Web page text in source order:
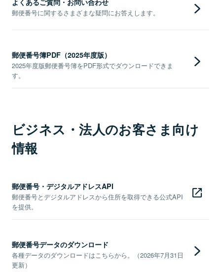
よくあるご質問・お問い合わせ
郵便番号に関するさまざまな疑問にお答えします。
郵便番号簿PDF（2025年度版）
2025年度版郵便番号簿をPDF形式でダウンロードできま
す。
ビジネス・法人のお客さま向け
情報
郵便番号・デジタルアドレスAPI
郵便番号とデジタルアドレスから住所を取得できる公式API
を提供。
郵便番号データのダウンロード
各種データのダウンロードはこちらから。（2026年7月31日
更新）